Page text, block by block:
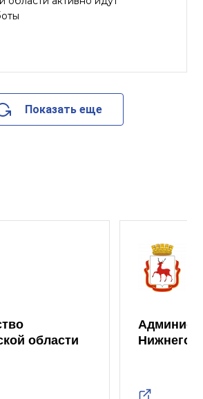
Показать еще
области
Нижнего